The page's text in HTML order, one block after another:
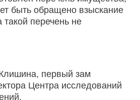
быть обращено взыскание
перечень не
первый зам
Центра исследований